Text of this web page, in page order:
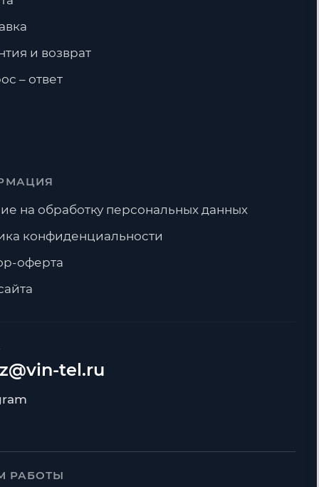
tel.ru
РАБОТЫ
и возврат
– ответ
на обработку персональных данных
конфиденциальности
оферта